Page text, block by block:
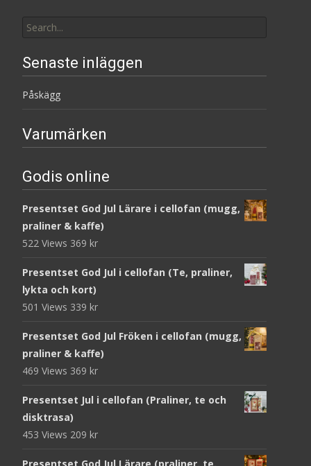
for:
Senaste inläggen
Påskägg
Varumärken
Godis online
Presentset God Jul Lärare i cellofan (mugg,
praliner & kaffe)
522 Views 369 kr
Presentset God Jul i cellofan (Te, praliner,
lykta och kort)
501 Views 339 kr
Presentset God Jul Fröken i cellofan (mugg,
praliner & kaffe)
469 Views 369 kr
Presentset Jul i cellofan (Praliner, te och
disktrasa)
453 Views 209 kr
Presentset God Jul Lärare (praliner, te,